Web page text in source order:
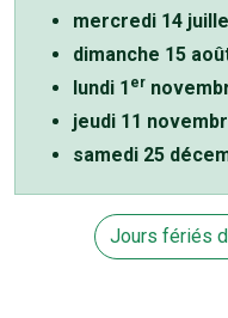
mercredi 14
dimanche 15
lundi 1 er
jeudi 11
samedi 25
Jours fériés